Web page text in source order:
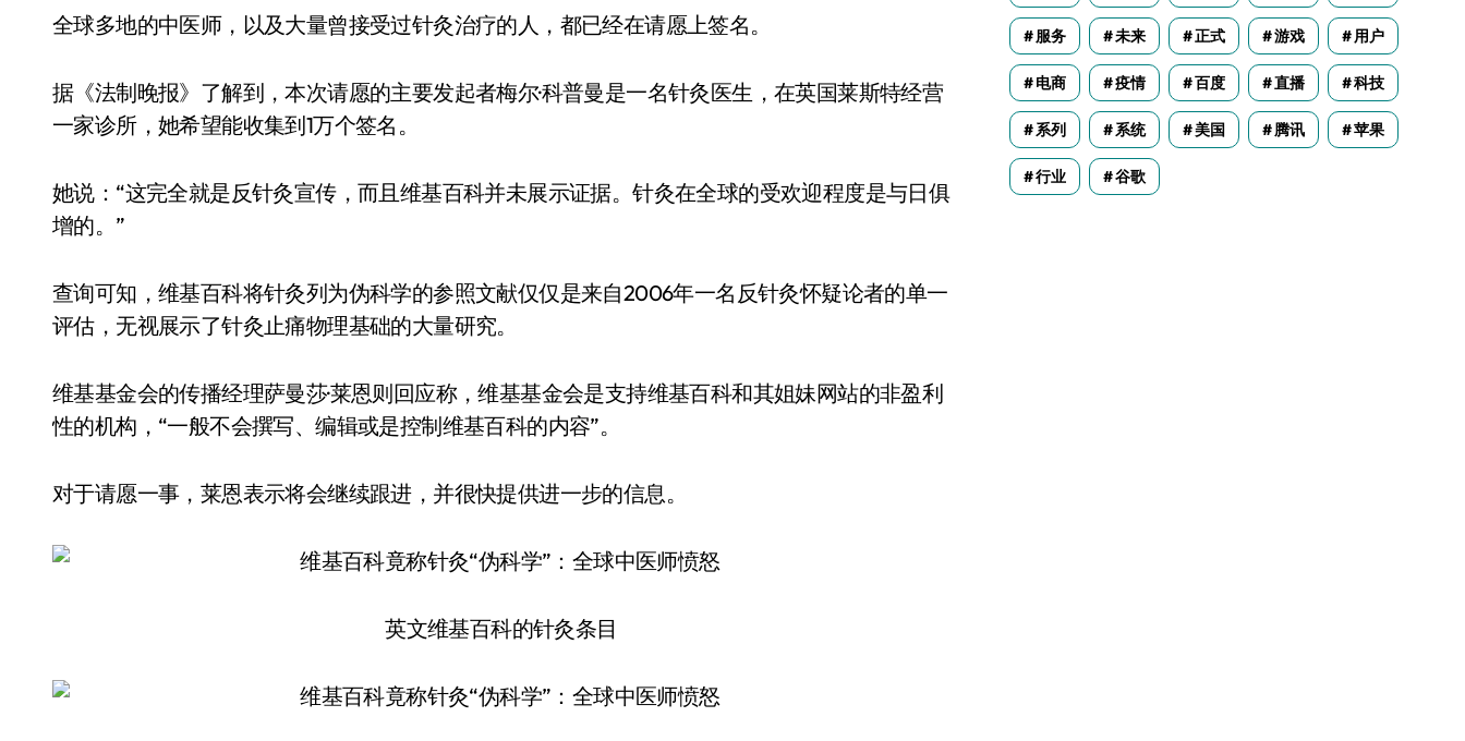
全球多地的中医师，以及大量曾接受过针灸治疗的人，都已经在请愿上签名。
据《法制晚报》了解到，本次请愿的主要发起者梅尔·科普曼是一名针灸医生，在英国莱斯特经营
一家诊所，她希望能收集到1万个签名。
她说：“这完全就是反针灸宣传，而且维基百科并未展示证据。针灸在全球的受欢迎程度是与日俱
增的。”
查询可知，维基百科将针灸列为伪科学的参照文献仅仅是来自2006年一名反针灸怀疑论者的单一
评估，无视展示了针灸止痛物理基础的大量研究。
维基基金会的传播经理萨曼莎·莱恩则回应称，维基基金会是支持维基百科和其姐妹网站的非盈利
性的机构，“一般不会撰写、编辑或是控制维基百科的内容”。
对于请愿一事，莱恩表示将会继续跟进，并很快提供进一步的信息。
英文维基百科的针灸条目
服务 未来 正式 游戏 用户
电商 疫情 百度 直播 科技
系列 系统 美国 腾讯 苹果
行业 谷歌